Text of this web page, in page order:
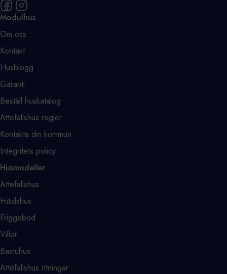
Modulhus
Om oss
Kontakt
Husblogg
Garanti
Beställ huskatalog
Attefallshus regler
Kontakta din kommun
Integritets policy
Husmodeller
Attefallshus
Fritidshus
Friggebod
Villor
Bastuhus
Attefallshus ritningar